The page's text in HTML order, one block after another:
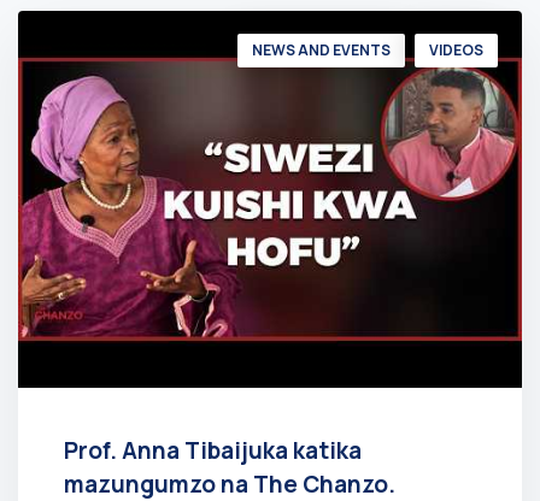
NEWS AND EVENTS VIDEOS
Prof. Anna Tibaijuka katika
mazungumzo na The Chanzo.